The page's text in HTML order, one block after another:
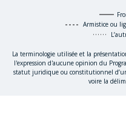
Armistice ou
La terminologie utilisée et la
l'expression d'aucune opinion du
statut juridique ou constitutionnel
voire la